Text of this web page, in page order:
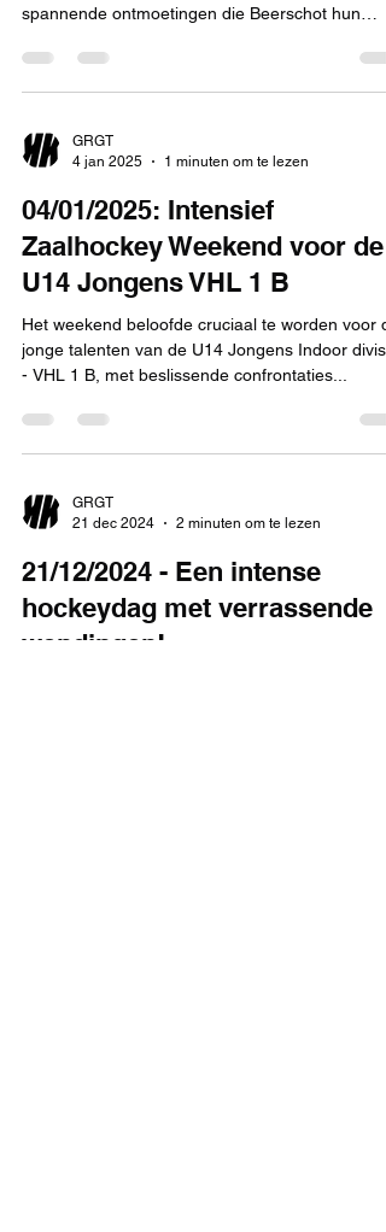
spannende ontmoetingen die Beerschot hun
GRGT
4 jan 2025
1 minuten om te lezen
04/01/2025: Intensief
Zaalhockey Weekend voor de
U14 Jongens VHL 1 B
Het weekend beloofde cruciaal te worden voor
jonge talenten van de U14 Jongens Indoor
- VHL 1 B, met beslissende confrontaties...
GRGT
21 dec 2024
2 minuten om te lezen
21/12/2024 - Een intense
hockeydag met verrassende
wendingen!